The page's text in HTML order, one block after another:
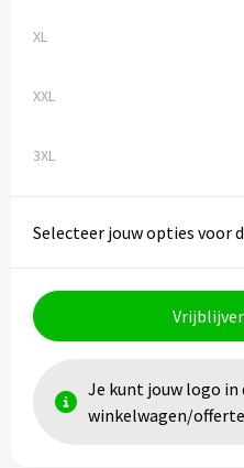
XL
XXL
3XL
Selecteer jouw opties voor
Je kunt jouw logo in
winkelwagen/